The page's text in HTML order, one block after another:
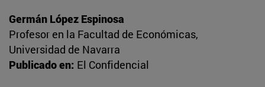
Germán López Espinosa
Profesor en la Facultad de Económicas,
Universidad de Navarra
Publicado en: El Confidencial